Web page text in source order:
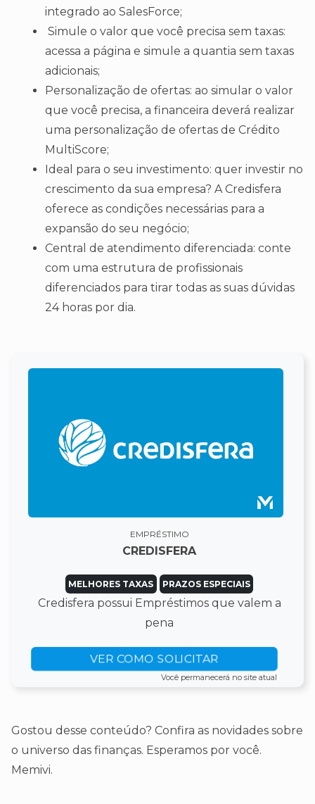
integrado ao SalesForce;
Simule o valor que você precisa sem taxas:
acessa a página e simule a quantia sem taxas
adicionais;
Personalização de ofertas: ao simular o valor
que você precisa, a financeira deverá realizar
uma personalização de ofertas de Crédito
MultiScore;
Ideal para o seu investimento: quer investir no
crescimento da sua empresa? A Credisfera
oferece as condições necessárias para a
expansão do seu negócio;
Central de atendimento diferenciada: conte
com uma estrutura de profissionais
diferenciados para tirar todas as suas dúvidas
24 horas por dia.
EMPRÉSTIMO
CREDISFERA
MELHORES TAXAS PRAZOS ESPECIAIS
Credisfera possui Empréstimos que valem a
pena
VER COMO SOLICITAR
Você permanecerá no site atual
Gostou desse conteúdo? Confira as novidades sobre
o universo das finanças. Esperamos por você.
Memivi.